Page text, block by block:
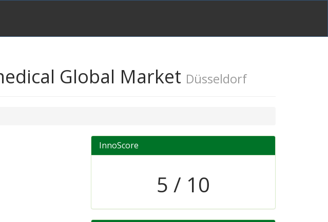
Global Market Düsseldorf
InnoScore
5 / 10